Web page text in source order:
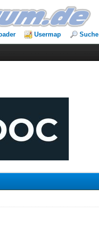
Usermap Suche